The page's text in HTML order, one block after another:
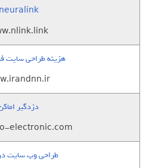
neuralink
هزینه طراحی سایت
دزدگیر
electronic.com
طراحی وب سایت